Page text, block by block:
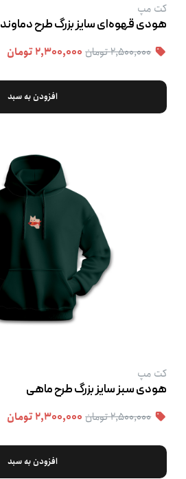
کت‌ مپ
هودی قهوه‌ای سایز بزرگ طرح دماوند
۲,۵۰۰,۰۰۰ تومان ۲,۳۰۰,۰۰۰ تومان
افزودن به سبد
کت‌ مپ
هودی سبز سایز بزرگ طرح ماهی
۲,۵۰۰,۰۰۰ تومان ۲,۳۰۰,۰۰۰ تومان
افزودن به سبد